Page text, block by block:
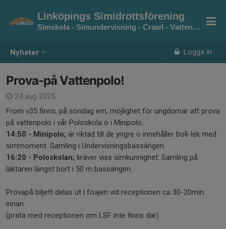
Nyheter Logga in
Linköpings Simidrottsförening
Simskola - Simundervisning - Crawl - Vattenpolo
Prova-på Vattenpolo!
24 aug 2025
From v35 finns, på söndag em, möjlighet för ungdomar att prova
på vattenpolo i vår Poloskola o i Minipolo.
14:50 - Minipolo; är riktad till de yngre o innehåller boll-lek med
simmoment. Samling i Undervisningsbassängen.
16:20 - Poloskolan; kräver viss simkunnighet. Samling på
läktaren längst bort i 50 m bassängen.
Provapå biljett delas ut i foajen vid receptionen ca 30-20min
innan
(prata med receptionen om LSF inte finns där)